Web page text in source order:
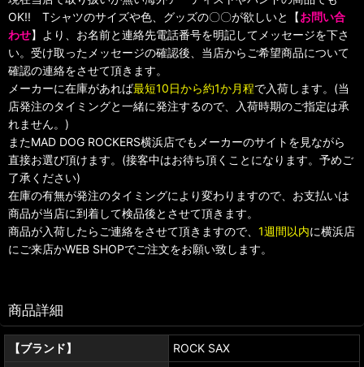
OK!! Tシャツのサイズや色、グッズの〇〇が欲しいと【お問い合
わせ】より、お名前と連絡先電話番号を明記してメッセージを下さ
い。受け取ったメッセージの確認後、当店からご希望商品について
確認の連絡をさせて頂きます。
メーカーに在庫があれば最短10日から約1か月程で入荷します。(当
店発注のタイミングと一緒に発注するので、入荷時期のご指定は承
れません。)
またMAD DOG ROCKERS横浜店でもメーカーのサイトを見ながら
直接お選び頂けます。(接客中はお待ち頂くことになります。予めご
了承ください)
在庫の有無が発注のタイミングにより変わりますので、お支払いは
商品が当店に到着して検品後とさせて頂きます。
商品が入荷したらご連絡をさせて頂きますので、 1週間以内に横浜店
にご来店かWEB SHOPでご注文をお願い致します。
商品詳細
【ブランド】
ROCK SAX